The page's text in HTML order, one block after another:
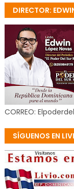
DIRECTOR:
CORREO:
SÍGUENOS EN